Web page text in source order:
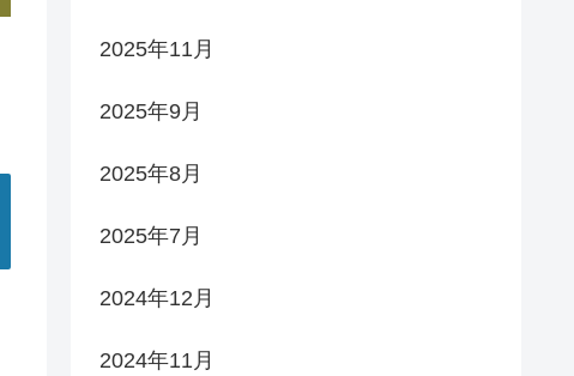
2025年11月
2025年9月
2025年8月
2025年7月
2024年12月
2024年11月